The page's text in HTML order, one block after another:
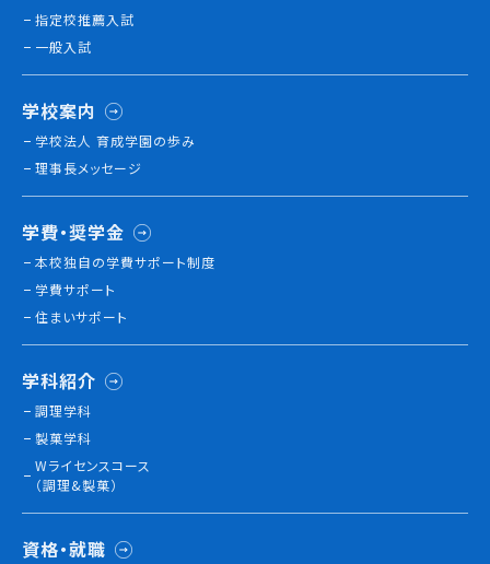
指定校推薦入試
一般入試
学校案内
学校法人 育成学園の歩み
理事長メッセージ
学費・奨学金
本校独⾃の学費サポート制度
学費サポート
住まいサポート
学科紹介
調理学科
製菓学科
Wライセンスコース
（調理&製菓）
資格・就職